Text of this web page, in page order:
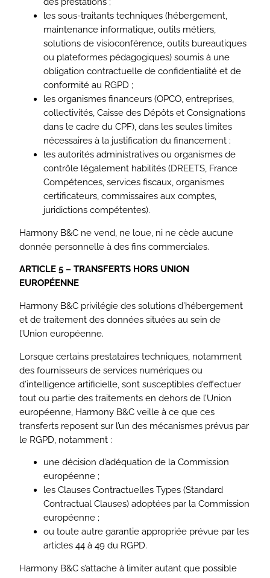
les sous-traitants techniques (hébergement,
maintenance informatique, outils métiers,
solutions de visioconférence, outils bureautiques
ou plateformes pédagogiques) soumis à une
obligation contractuelle de confidentialité et de
conformité au RGPD ;
les organismes financeurs (OPCO, entreprises,
collectivités, Caisse des Dépôts et Consignations
dans le cadre du CPF), dans les seules limites
nécessaires à la justification du financement ;
les autorités administratives ou organismes de
contrôle légalement habilités (DREETS, France
Compétences, services fiscaux, organismes
certificateurs, commissaires aux comptes,
juridictions compétentes).
Harmony B&C ne vend, ne loue, ni ne cède aucune
donnée personnelle à des fins commerciales.
ARTICLE 5 – TRANSFERTS HORS UNION
EUROPÉENNE
Harmony B&C privilégie des solutions d’hébergement
et de traitement des données situées au sein de
l’Union européenne.
Lorsque certains prestataires techniques, notamment
des fournisseurs de services numériques ou
d’intelligence artificielle, sont susceptibles d’effectuer
tout ou partie des traitements en dehors de l’Union
européenne, Harmony B&C veille à ce que ces
transferts reposent sur l’un des mécanismes prévus par
le RGPD, notamment :
une décision d’adéquation de la Commission
européenne ;
les Clauses Contractuelles Types (Standard
Contractual Clauses) adoptées par la Commission
européenne ;
ou toute autre garantie appropriée prévue par les
articles 44 à 49 du RGPD.
Harmony B&C s’attache à limiter autant que possible